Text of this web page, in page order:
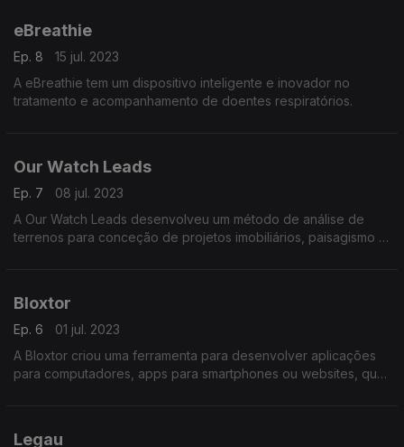
eBreathie
Ep. 8
15 jul. 2023
A eBreathie tem um dispositivo inteligente e inovador no
tratamento e acompanhamento de doentes respiratórios.
Our Watch Leads
Ep. 7
08 jul. 2023
A Our Watch Leads desenvolveu um método de análise de
terrenos para conceção de projetos imobiliários, paisagismo e
Bloxtor
Ep. 6
01 jul. 2023
A Bloxtor criou uma ferramenta para desenvolver aplicações
para computadores, apps para smartphones ou websites, que
Legau